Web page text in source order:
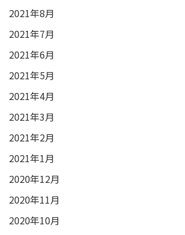
2021年8月
2021年7月
2021年6月
2021年5月
2021年4月
2021年3月
2021年2月
2021年1月
2020年12月
2020年11月
2020年10月